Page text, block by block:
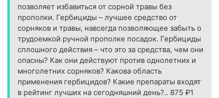
позволяет избавиться от сорной травы без
прополки. Гербициды – лучшее средство от
сорняков и травы, навсегда позволяющее забыть о
трудоемкой ручной прополке посадок. Гербициды
сплошного действия – что это за средства, чем они
опасны? Как они действуют против однолетних и
многолетних сорняков? Какова область
применения гербицидов? Какие препараты входят
в рейтинг лучших на сегодняшний день?.. 875 ₽1